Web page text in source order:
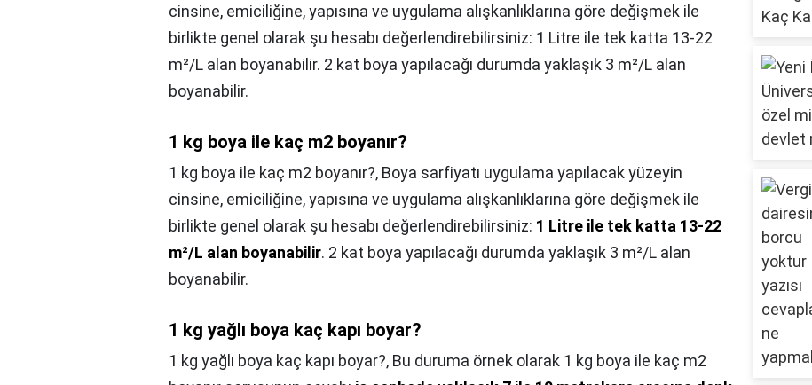
cinsine, emiciliğine, yapısına ve uygulama alışkanlıklarına göre değişmek ile
birlikte genel olarak şu hesabı değerlendirebilirsiniz: 1 Litre ile tek katta 13-22
m²/L alan boyanabilir. 2 kat boya yapılacağı durumda yaklaşık 3 m²/L alan
boyanabilir.
1 kg boya ile kaç m2 boyanır?
1 kg boya ile kaç m2 boyanır?, Boya sarfiyatı uygulama yapılacak yüzeyin
cinsine, emiciliğine, yapısına ve uygulama alışkanlıklarına göre değişmek ile
birlikte genel olarak şu hesabı değerlendirebilirsiniz: 1 Litre ile tek katta 13-22
m²/L alan boyanabilir. 2 kat boya yapılacağı durumda yaklaşık 3 m²/L alan
boyanabilir.
1 kg yağlı boya kaç kapı boyar?
1 kg yağlı boya kaç kapı boyar?, Bu duruma örnek olarak 1 kg boya ile kaç m2